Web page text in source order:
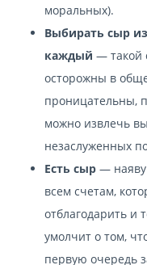
моральных).
Выбирать сыр
каждый — такой
осторожны в
проницательны,
можно извлечь
незаслуженных
Есть сыр — наяву
всем счетам,
отблагодарить и
умолчит о том,
первую очередь